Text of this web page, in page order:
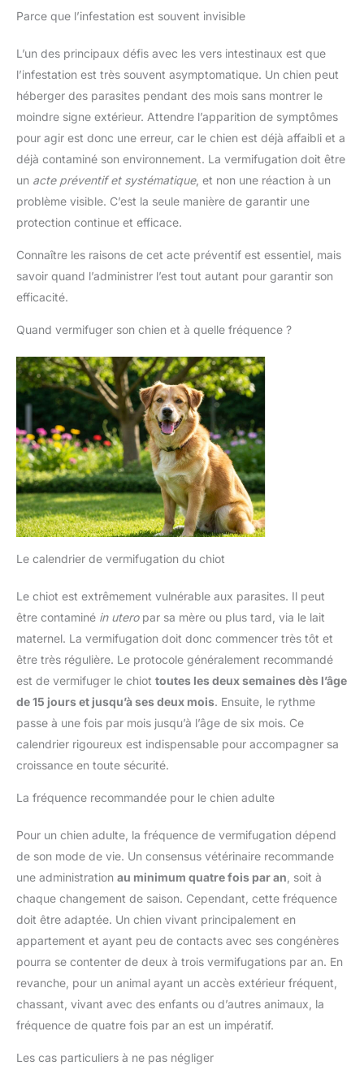
Parce que l’infestation est souvent invisible
L’un des principaux défis avec les vers intestinaux est que
l’infestation est très souvent asymptomatique. Un chien peut
héberger des parasites pendant des mois sans montrer le
moindre signe extérieur. Attendre l’apparition de symptômes
pour agir est donc une erreur, car le chien est déjà affaibli et a
déjà contaminé son environnement. La vermifugation doit être
un acte préventif et systématique, et non une réaction à un
problème visible. C’est la seule manière de garantir une
protection continue et efficace.
Connaître les raisons de cet acte préventif est essentiel, mais
savoir quand l’administrer l’est tout autant pour garantir son
efficacité.
Quand vermifuger son chien et à quelle fréquence ?
Le calendrier de vermifugation du chiot
Le chiot est extrêmement vulnérable aux parasites. Il peut
être contaminé in uteropar sa mère ou plus tard, via le lait
maternel. La vermifugation doit donc commencer très tôt et
être très régulière. Le protocole généralement recommandé
est de vermifuger le chiot toutes les deux semaines dès l’âge
de 15 jours et jusqu’à ses deux mois. Ensuite, le rythme
passe à une fois par mois jusqu’à l’âge de six mois. Ce
calendrier rigoureux est indispensable pour accompagner sa
croissance en toute sécurité.
La fréquence recommandée pour le chien adulte
Pour un chien adulte, la fréquence de vermifugation dépend
de son mode de vie. Un consensus vétérinaire recommande
une administration au minimum quatre fois par an , soit à
chaque changement de saison. Cependant, cette fréquence
doit être adaptée. Un chien vivant principalement en
appartement et ayant peu de contacts avec ses congénères
pourra se contenter de deux à trois vermifugations par an. En
revanche, pour un animal ayant un accès extérieur fréquent,
chassant, vivant avec des enfants ou d’autres animaux, la
fréquence de quatre fois par an est un impératif.
Les cas particuliers à ne pas négliger